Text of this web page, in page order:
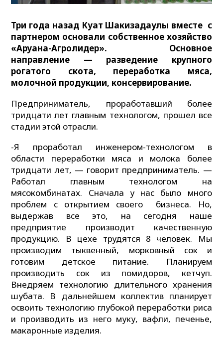
Три года назад Куат Шакизадаулы вместе с
партнером основали собственное хозяйство
«Аруана-Агролидер». Основное
направление — разведение крупного
рогатого скота, переработка мяса,
молочной продукции, консервирование.
Предприниматель, проработавший более
тридцати лет главным технологом, прошел все
стадии этой отрасли.
-Я проработал инженером-технологом в
области переработки мяса и молока более
тридцати лет, — говорит предприниматель. —
Работал главным технологом на
мясокомбинатах. Сначала у нас было много
проблем с открытием своего бизнеса. Но,
выдержав все это, на сегодня наше
предприятие производит качественную
продукцию. В цехе трудятся 8 человек. Мы
производим тыквенный, морковный сок и
готовим детское питание. Планируем
производить сок из помидоров, кетчуп.
Внедряем технологию длительного хранения
шубата. В дальнейшем коллектив планирует
освоить технологию глубокой переработки риса
и производить из него муку, вафли, печенье,
макаронные изделия.